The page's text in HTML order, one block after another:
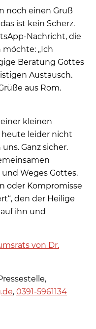
noch einen Gruß
ist kein Scherz.
Nachricht, die
„Ich
Beratung Gottes
Austausch.
aus Rom.
kleinen
heute leider nicht
Ganz sicher.
Weges Gottes.
oder Kompromisse
den der Heilige
ihn und
von Dr.
, 0391-5961134